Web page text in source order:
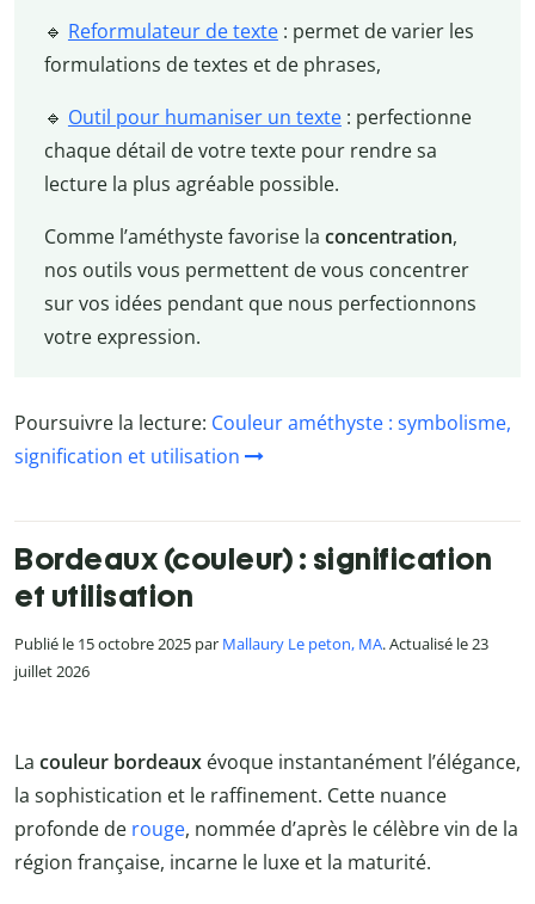
🔹 Reformulateur de texte: permet de varier les
formulations de textes et de phrases,
🔹 Outil pour humaniser un texte: perfectionne
chaque détail de votre texte pour rendre sa
lecture la plus agréable possible.
Comme l’améthyste favorise la concentration,
nos outils vous permettent de vous concentrer
sur vos idées pendant que nous perfectionnons
votre expression.
Poursuivre la lecture: Couleur améthyste : symbolisme,
signification et utilisation
Bordeaux (couleur) : signification
et utilisation
Publié le 15 octobre 2025 par Mallaury Le peton, MA. Actualisé le 23
juillet 2026
La couleur bordeaux évoque instantanément l’élégance,
la sophistication et le raffinement. Cette nuance
profonde de rouge, nommée d’après le célèbre vin de la
région française, incarne le luxe et la maturité.